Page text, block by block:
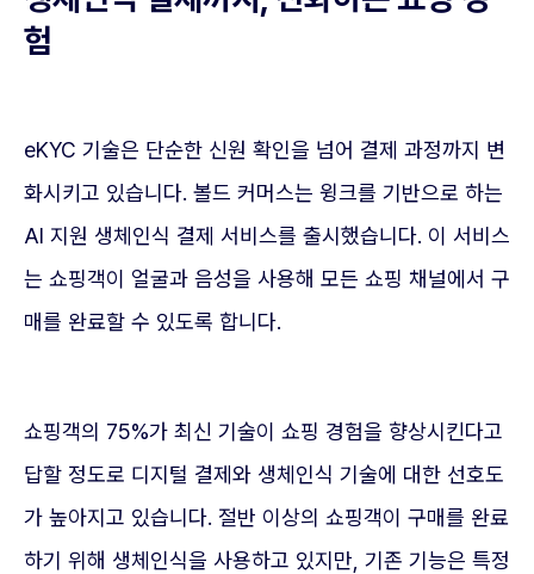
험
eKYC 기술은 단순한 신원 확인을 넘어 결제 과정까지 변
화시키고 있습니다. 볼드 커머스는 윙크를 기반으로 하는
AI 지원 생체인식 결제 서비스를 출시했습니다. 이 서비스
는 쇼핑객이 얼굴과 음성을 사용해 모든 쇼핑 채널에서 구
매를 완료할 수 있도록 합니다.
쇼핑객의 75%가 최신 기술이 쇼핑 경험을 향상시킨다고
답할 정도로 디지털 결제와 생체인식 기술에 대한 선호도
가 높아지고 있습니다. 절반 이상의 쇼핑객이 구매를 완료
하기 위해 생체인식을 사용하고 있지만, 기존 기능은 특정